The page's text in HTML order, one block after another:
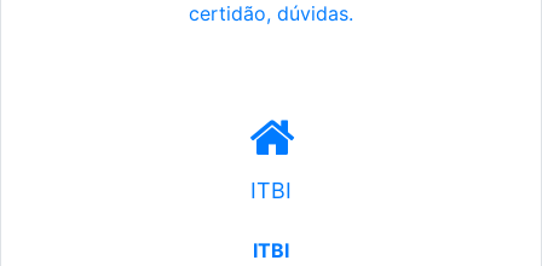
certidão, dúvidas.
ITBI
ITBI